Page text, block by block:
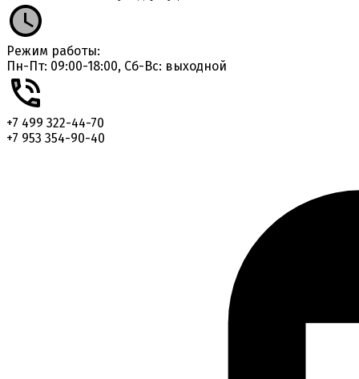
Режим работы:
Пн-Пт: 09:00-18:00, Сб-Вс: выходной
+7 499 322-44-70
+7 953 354-90-40